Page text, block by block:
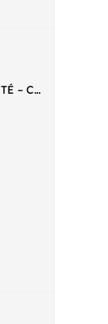
🌿 STAGE D'ÉTÉ – CIE LA PASSERELLE 🌿